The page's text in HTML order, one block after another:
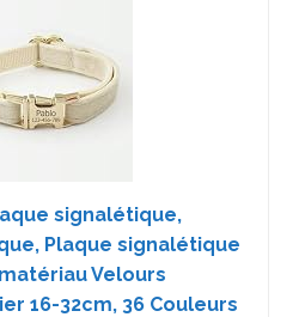
signalétique,
Plaque signalétique
Velours
16-32cm, 36 Couleurs